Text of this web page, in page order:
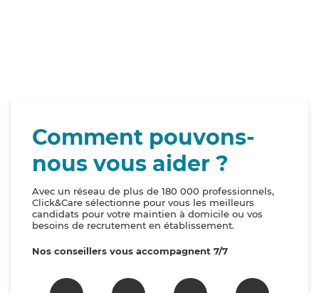
Comment pouvons-
nous vous aider ?
Avec un réseau de plus de 180 000 professionnels,
Click&Care sélectionne pour vous les meilleurs
candidats pour votre maintien à domicile ou vos
besoins de recrutement en établissement.
Nos conseillers vous accompagnent 7/7